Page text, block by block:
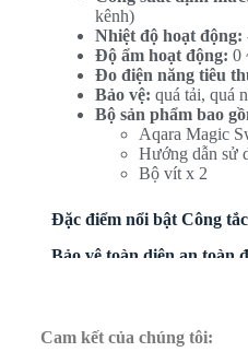
kênh)
Nhiệt độ hoạt động:
Độ ẩm hoạt động: 0
Đo điện năng tiêu
Bảo vệ: quá tải, quá
Bộ sản phẩm bao
Aqara Magic
Hướng dẫn sử
Bộ vít x 2
Đặc điểm nổi bật Công
Bảo vệ toàn diện an toàn
Công tắc thông minh
Cam kết của chúng tôi: